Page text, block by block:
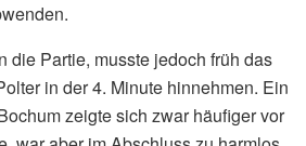
die Partie, musste jedoch früh das
in der 4. Minute hinnehmen. Ein
zeigte sich zwar häufiger vor